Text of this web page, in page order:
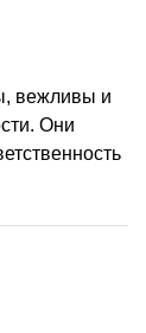
вежливы и
Они